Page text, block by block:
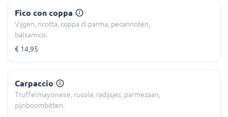
Fico con coppa
Vijgen, ricotta, coppa di parma, pecannoten,
balsamico.
€ 14,95
Carpaccio
Truffelmayonaise, rucola, radijsjes, parmezaan,
pijnboombitten.